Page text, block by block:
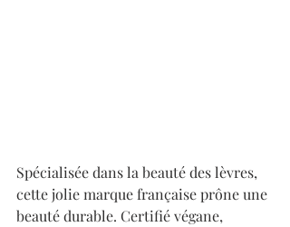
Spécialisée dans la beauté des lèvres,
cette jolie marque française prône une
beauté durable. Certifié végane,